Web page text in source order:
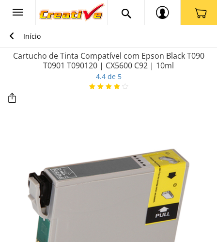
Início
Cartucho de Tinta Compatível com Epson Black T090
T0901 T090120 | CX5600 C92 | 10ml
4.4 de 5